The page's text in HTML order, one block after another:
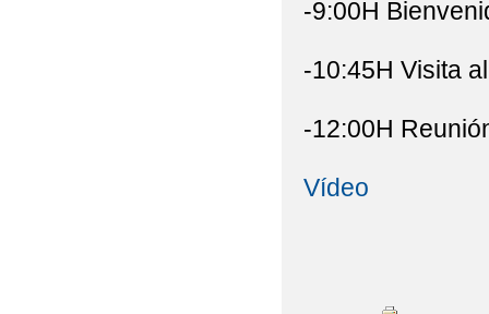
LISTADO DE
LISTADO LIBROS DE
-9:00H
-10:45H Visita
-12:00H
Vídeo